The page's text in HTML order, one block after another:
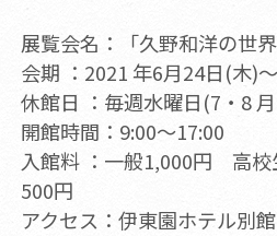
展覧会名：「久野和洋の世界
会期 ：2021 年6月24日(木)
休館日 ：毎週水曜日(7・8
開館時間：9:00～17:00
入館料 ：一般1,000円 高
500円
アクセス：伊東園ホテル別